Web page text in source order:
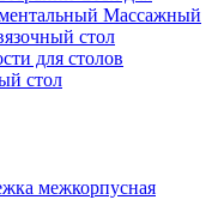
Массажный
стол
для столов
стол
межкорпусная